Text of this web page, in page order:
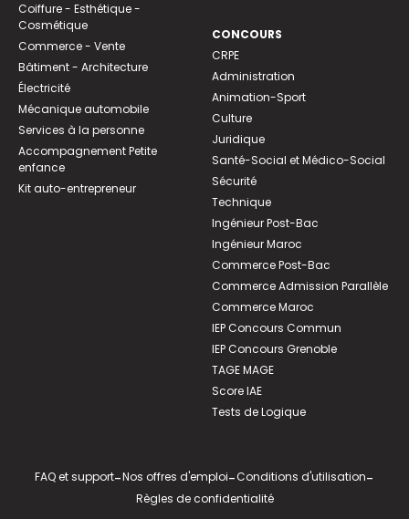
Coiffure - Esthétique -
Cosmétique
Commerce - Vente
Bâtiment - Architecture
Électricité
Mécanique automobile
Services à la personne
Accompagnement Petite
enfance
Kit auto-entrepreneur
CONCOURS
CRPE
Administration
Animation-Sport
Culture
Juridique
Santé-Social et Médico-Social
Sécurité
Technique
Ingénieur Post-Bac
Ingénieur Maroc
Commerce Post-Bac
Commerce Admission Parallèle
Commerce Maroc
IEP Concours Commun
IEP Concours Grenoble
TAGE MAGE
Score IAE
Tests de Logique
FAQ et support-Nos offres d'emploi-Conditions d'utilisation-
Règles de confidentialité